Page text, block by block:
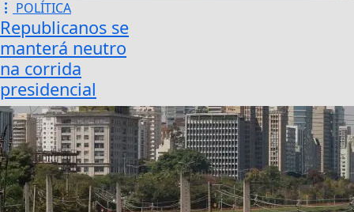
POLÍTICA
Republicanos se
manterá neutro
na corrida
presidencial